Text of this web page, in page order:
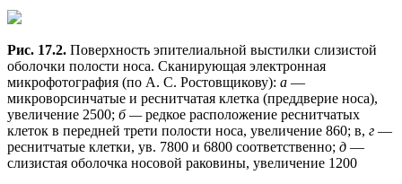
Рис. 17.2. Поверхность эпителиальной выстилки слизистой
оболочки полости носа. Сканирующая электронная
микрофотография (по А. С. Ростовщикову): а —
микроворсинчатые и реснитчатая клетка (преддверие носа),
увеличение 2500; б —редкое расположение реснитчатых
клеток в передней трети полости носа, увеличение 860; в, г —
реснитчатые клетки, ув. 7800 и 6800 соответственно; д —
слизистая оболочка носовой раковины, увеличение 1200